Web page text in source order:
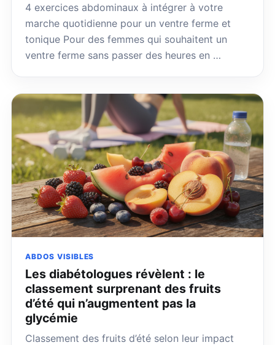
4 exercices abdominaux à intégrer à votre
marche quotidienne pour un ventre ferme et
tonique Pour des femmes qui souhaitent un
ventre ferme sans passer des heures en …
ABDOS VISIBLES
Les diabétologues révèlent : le
classement surprenant des fruits
d’été qui n’augmentent pas la
glycémie
Classement des fruits d’été selon leur impact